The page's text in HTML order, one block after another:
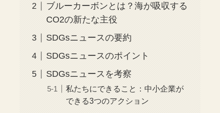
ブルーカーボンとは？海が吸収する
CO2の新たな主役
SDGsニュースの要約
SDGsニュースのポイント
SDGsニュースを考察
私たちにできること：中小企業が
できる3つのアクション